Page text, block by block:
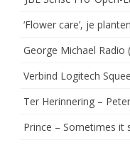
‘Flower care’, je
George Michael Radio
Verbind Logitech
Ter Herinnering –
Prince – Sometimes it